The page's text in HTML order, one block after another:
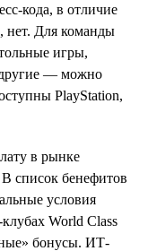
кода, в отличие
нет. Для команды
игры,
другие — можно
PlayStation,
в рынке
список бенефитов
условия
World Class
бонусы. ИТ-